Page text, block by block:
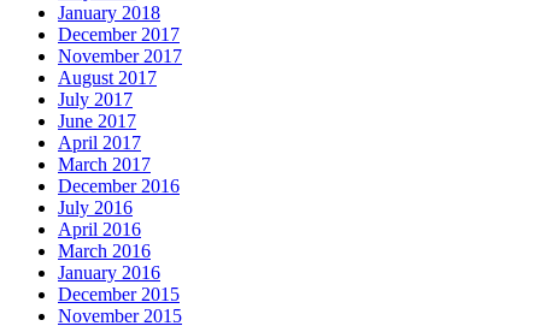
January 2018
December 2017
November 2017
August 2017
July 2017
June 2017
April 2017
March 2017
December 2016
July 2016
April 2016
March 2016
January 2016
December 2015
November 2015